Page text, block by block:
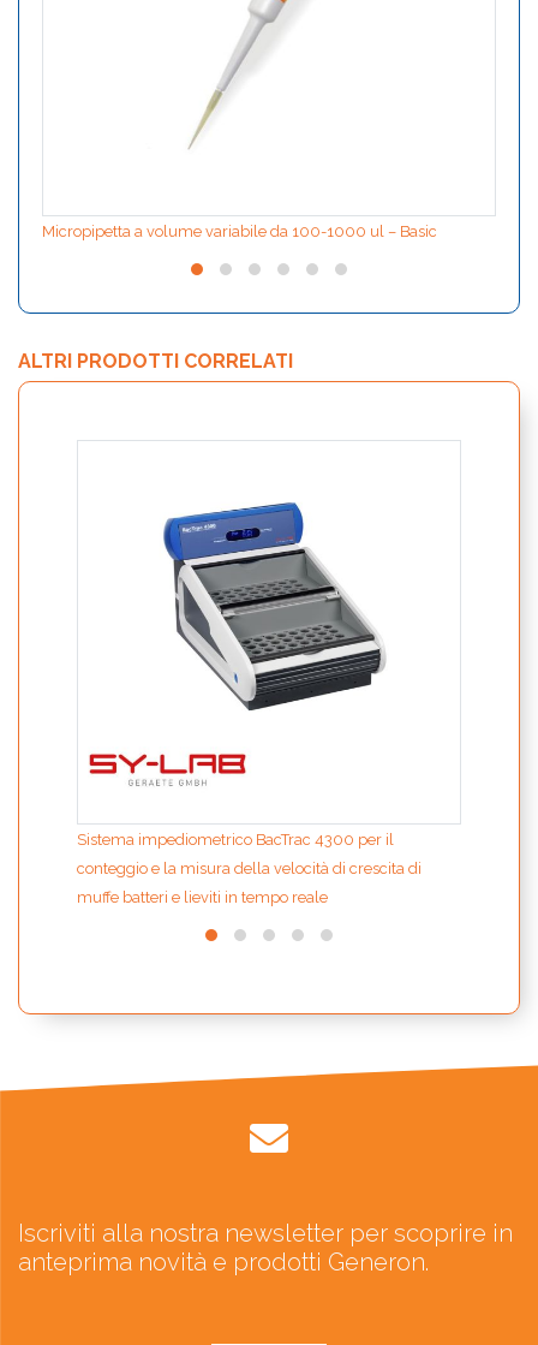
Micropipetta a volume variabile da 100-1000 ul – Basic
ALTRI PRODOTTI CORRELATI
Sistema impediometrico BacTrac 4300 per il
conteggio e la misura della velocità di crescita di
muffe batteri e lieviti in tempo reale
Iscriviti alla nostra newsletter per scoprire in
anteprima novità e prodotti Generon.